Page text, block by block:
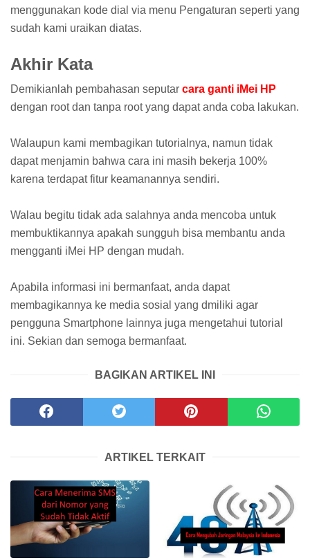
menggunakan kode dial via menu Pengaturan seperti yang
sudah kami uraikan diatas.
Akhir Kata
Demikianlah pembahasan seputar cara ganti iMei HP
dengan root dan tanpa root yang dapat anda coba lakukan.
Walaupun kami membagikan tutorialnya, namun tidak
dapat menjamin bahwa cara ini masih bekerja 100%
karena terdapat fitur keamanannya sendiri.
Walau begitu tidak ada salahnya anda mencoba untuk
membuktikannya apakah sungguh bisa membantu anda
mengganti iMei HP dengan mudah.
Apabila informasi ini bermanfaat, anda dapat
membagikannya ke media sosial yang dmiliki agar
pengguna Smartphone lainnya juga mengetahui tutorial
ini. Sekian dan semoga bermanfaat.
BAGIKAN ARTIKEL INI
ARTIKEL TERKAIT